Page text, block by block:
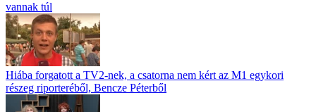
vannak túl
Hiába forgatott a TV2-nek, a csatorna nem kért az M1 egykori
részeg riporteréből, Bencze Péterből